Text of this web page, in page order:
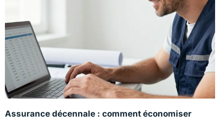
Assurance décennale : comment économiser